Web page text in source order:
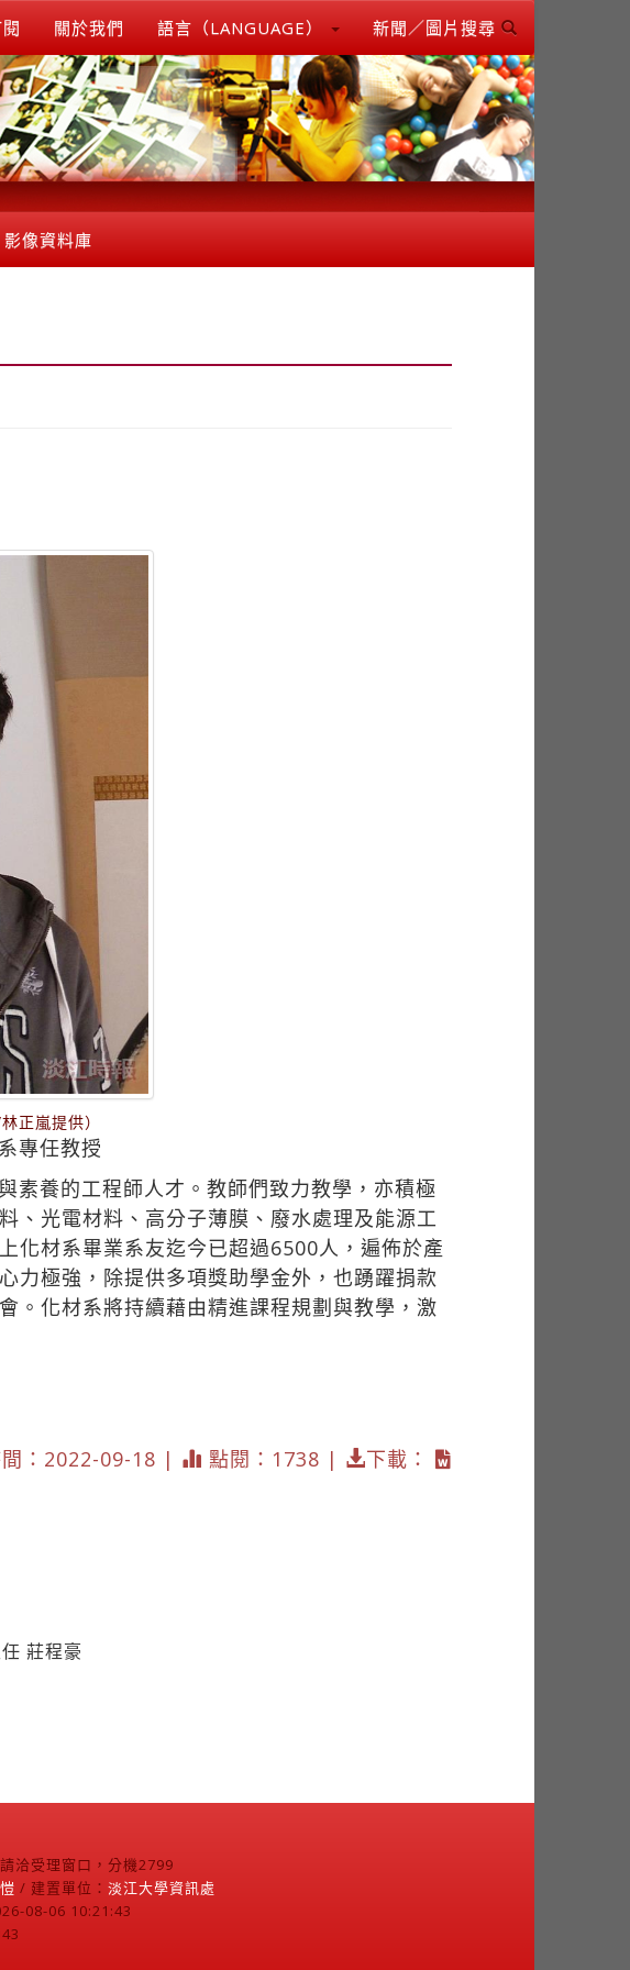
關於我們 語言（LANGUAGE） 新聞／圖片搜尋
影像資料庫
正嵐提供）
專任教授
素養的工程師人才。教師們致力教學，亦積極
、光電材料、高分子薄膜、廢水處理及能源工
化材系畢業系友迄今已超過6500人，遍佈於產
力極強，除提供多項獎助學金外，也踴躍捐款
。化材系將持續藉由精進課程規劃與教學，激
：2022-09-18 | 點閱：1738 | 下載：
莊程豪
洽受理窗口，分機2799
/ 建置單位： 淡江大學資訊處
08-06 10:21:43